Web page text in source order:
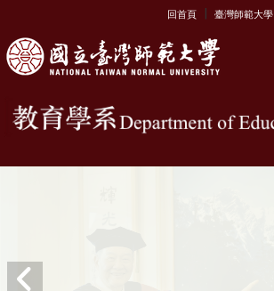
:::
回首頁 | 臺灣師範大學